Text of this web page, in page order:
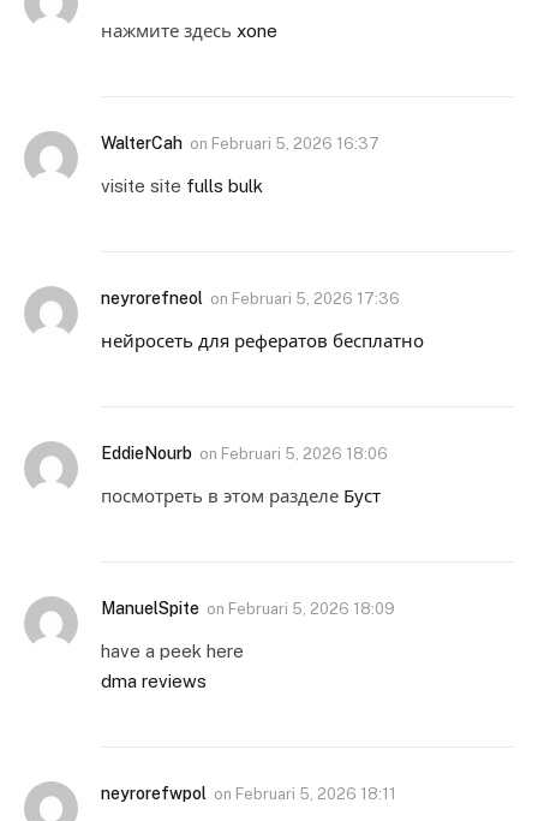
нажмите здесь xone
WalterCah on Februari 5, 2026 16:37
visite site fulls bulk
neyrorefneol on Februari 5, 2026 17:36
нейросеть для рефератов бесплатно
EddieNourb on Februari 5, 2026 18:06
посмотреть в этом разделе Буст
ManuelSpite on Februari 5, 2026 18:09
have a peek here
dma reviews
neyrorefwpol on Februari 5, 2026 18:11